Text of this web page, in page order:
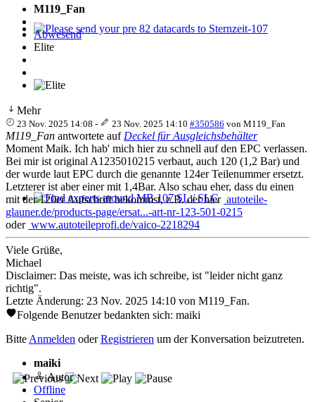
Please send your pre 82 datacards to Sternzeit-107
Find experts around MB 107 SL / SLC
M119_Fan
Abwesend
Elite
Mehr
23 Nov. 2025 14:08 - 23 Nov. 2025 14:10 #350586 von M119_Fan
M119_Fan antwortete auf Deckel für Ausgleichsbehälter
Moment Maik. Ich hab' mich hier zu schnell auf den EPC verlassen.
Bei mir ist original A1235010215 verbaut, auch 120 (1,2 Bar) und
der wurde laut EPC durch die genannte 124er Teilenummer ersetzt.
Letzterer ist aber einer mit 1,4Bar. Also schau eher, dass du einen
mit der 120er Aufschrift bekommst, z.B. der hier autoteile-
glauner.de/products-page/ersat...-art-nr-123-501-0215
oder www.autoteileprofi.de/vaico-2218294
Viele Grüße,
Michael
Disclaimer: Das meiste, was ich schreibe, ist "leider nicht ganz
richtig".
Letzte Änderung: 23 Nov. 2025 14:10 von M119_Fan.
Folgende Benutzer bedankten sich: maiki
Bitte Anmelden oderRegistrieren um der Konversation beizutreten.
maiki
Autor
Offline